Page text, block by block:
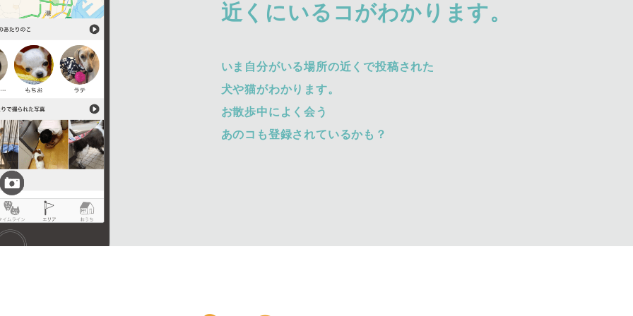
近くにいるコがわかります。
いま自分がいる場所の近くで投稿された
犬や猫がわかります。
お散歩中によく会う
あのコも登録されているかも？